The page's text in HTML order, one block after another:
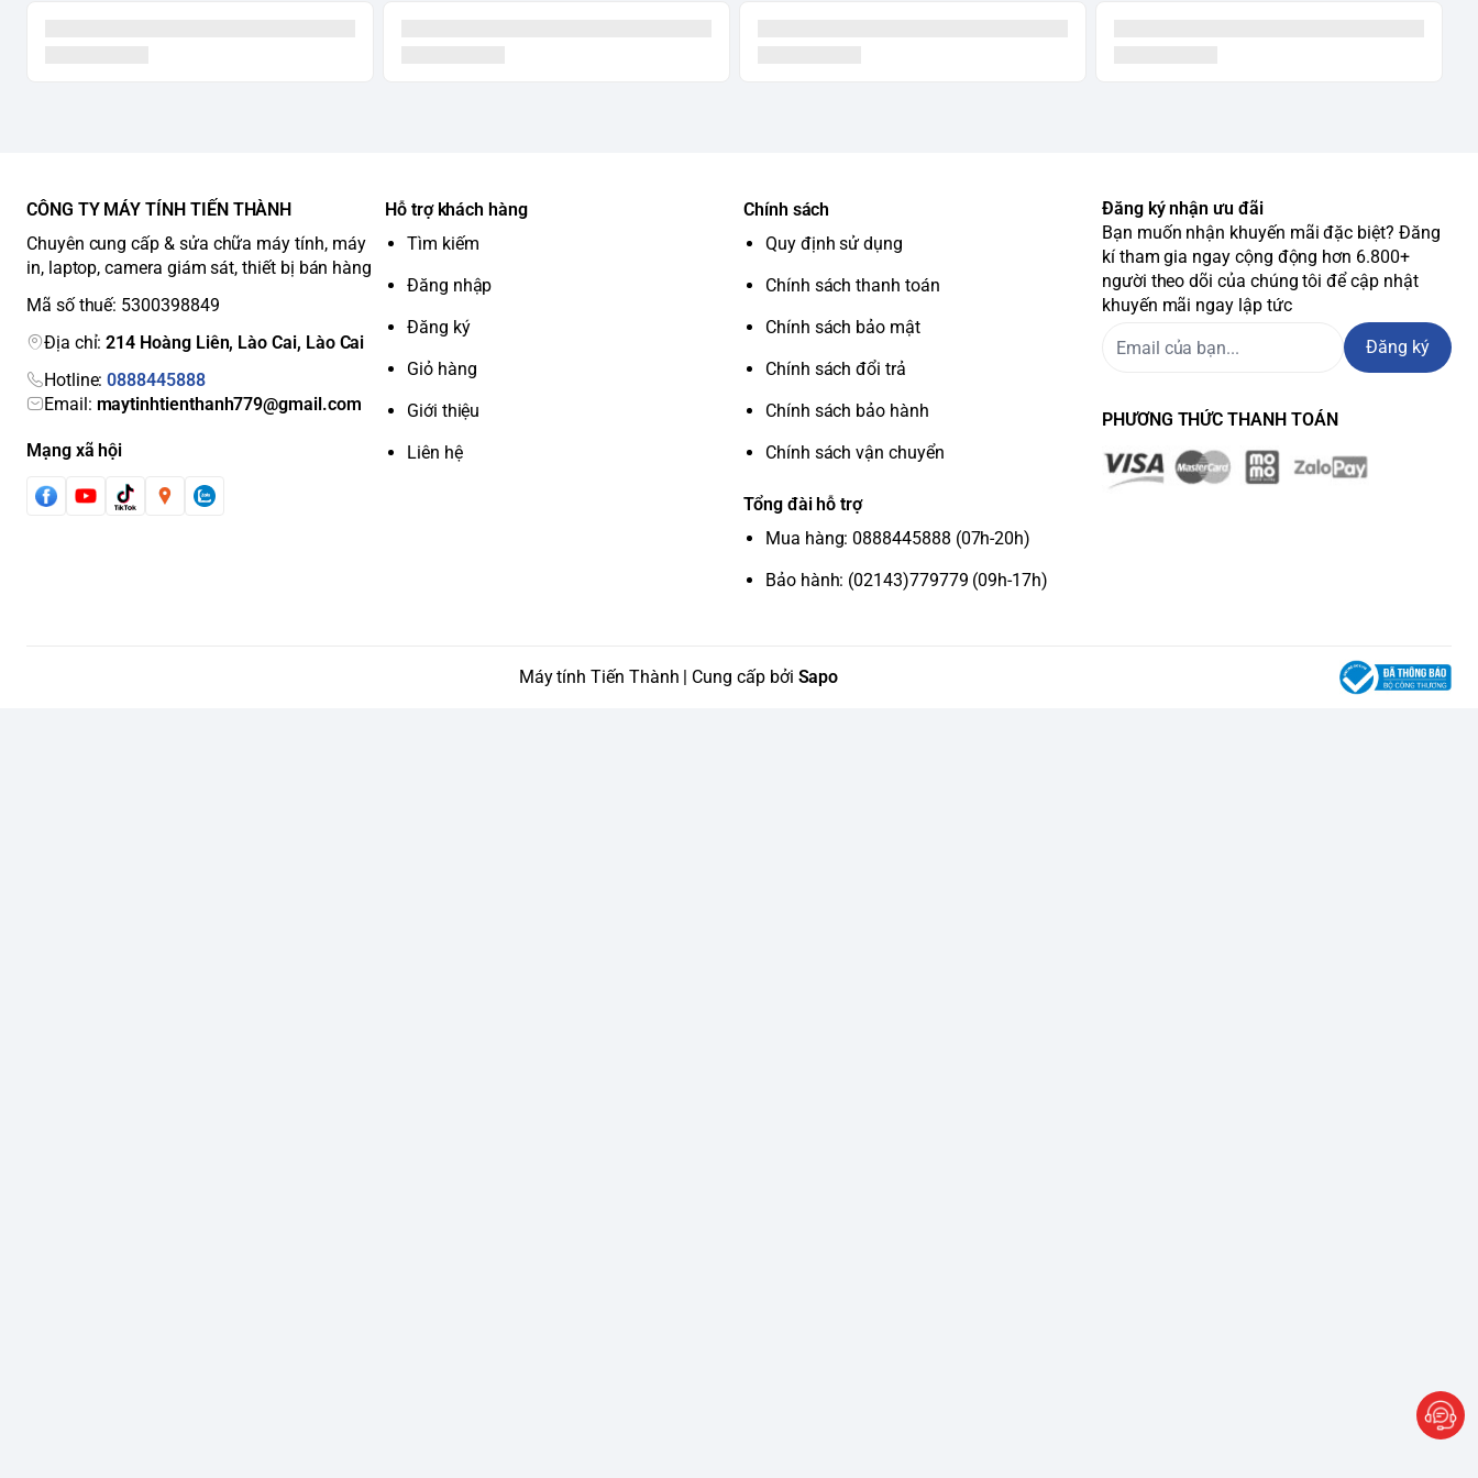
CÔNG TY MÁY TÍNH TIẾN THÀNH
Chuyên cung cấp & sửa chữa máy tính, máy
in, laptop, camera giám sát, thiết bị bán hàng
Mã số thuế: 5300398849
Địa chỉ:214 Hoàng Liên, Lào Cai, Lào Cai
Hotline:0888445888
Email: maytinhtienthanh779@gmail.com
Mạng xã hội
Hỗ trợ khách hàng
Tìm kiếm
Đăng nhập
Đăng ký
Giỏ hàng
Giới thiệu
Liên hệ
Chính sách
Quy định sử dụng
Chính sách thanh toán
Chính sách bảo mật
Chính sách đổi trả
Chính sách bảo hành
Chính sách vận chuyển
Tổng đài hỗ trợ
Mua hàng: 0888445888 (07h-20h)
Bảo hành: (02143)779779 (09h-17h)
Đăng ký nhận ưu đãi
Bạn muốn nhận khuyến mãi đặc biệt? Đăng
kí tham gia ngay cộng động hơn 6.800+
người theo dõi của chúng tôi để cập nhật
khuyến mãi ngay lập tức
Đăng ký
PHƯƠNG THỨC THANH TOÁN
Máy tính Tiến Thành | Cung cấp bởi Sapo